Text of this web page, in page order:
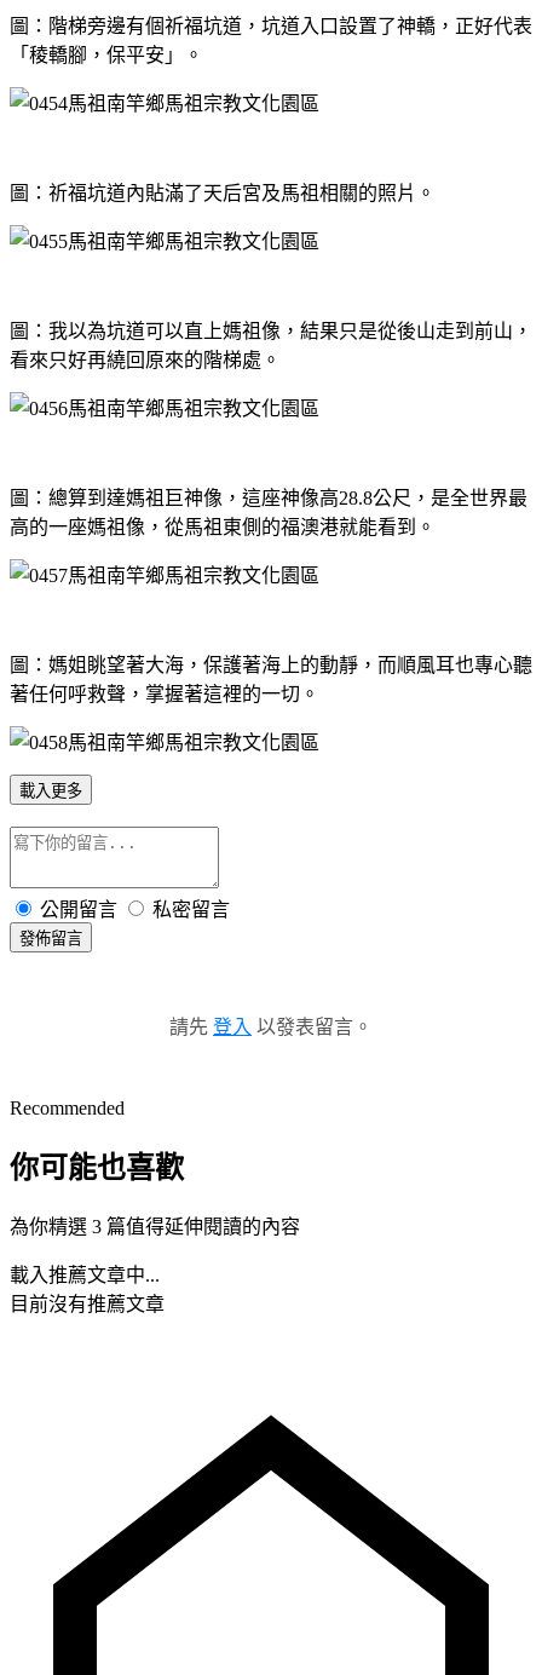
圖：階梯旁邊有個祈福坑道，坑道入口設置了神轎，正好代表
「稜轎腳，保平安」。
圖：祈福坑道內貼滿了天后宮及馬祖相關的照片。
圖：我以為坑道可以直上媽祖像，結果只是從後山走到前山，
看來只好再繞回原來的階梯處。
圖：總算到達媽祖巨神像，這座神像高28.8公尺，是全世界最
高的一座媽祖像，從馬祖東側的福澳港就能看到。
圖：媽姐眺望著大海，保護著海上的動靜，而順風耳也專心聽
著任何呼救聲，掌握著這裡的一切。
載入更多
公開留言 私密留言
發佈留言
請先 登入 以發表留言。
Recommended
你可能也喜歡
為你精選 3 篇值得延伸閱讀的內容
載入推薦文章中...
目前沒有推薦文章